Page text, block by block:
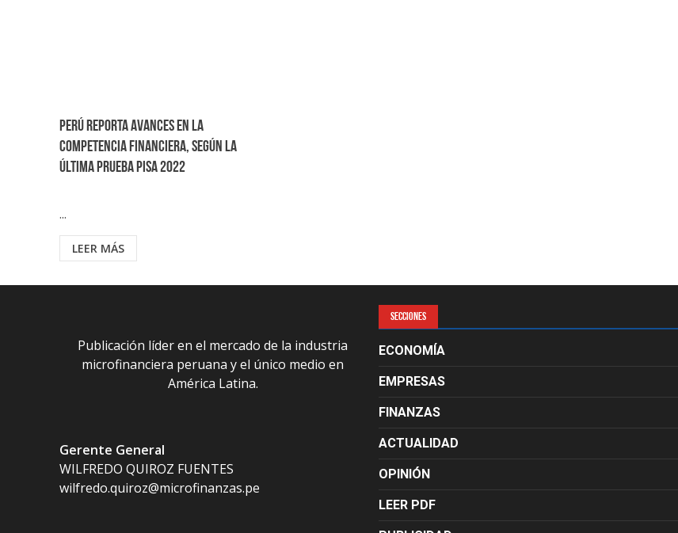
Perú reporta avances en la
competencia financiera, según la
última prueba PISA 2022
...
LEER MÁS
Publicación líder en el mercado de la industria
microfinanciera peruana y el único medio en
América Latina.
Gerente General
WILFREDO QUIROZ FUENTES
wilfredo.quiroz@microfinanzas.pe
SECCIONES
ECONOMÍA
EMPRESAS
FINANZAS
ACTUALIDAD
OPINIÓN
LEER PDF